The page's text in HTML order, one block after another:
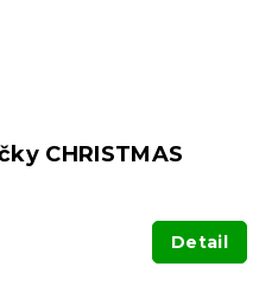
CHRISTMAS
Detail